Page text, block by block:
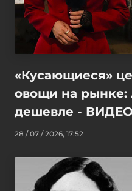
«Кусающиеся»
овощи на рынке:
дешевле -
28 / 07 / 2026, 17:52